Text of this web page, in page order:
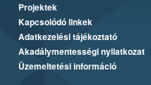
Projektek
Kapcsolódó linkek
Adatkezelési tájékoztató
Akadálymentességi nyilatkozat
Üzemeltetési információ